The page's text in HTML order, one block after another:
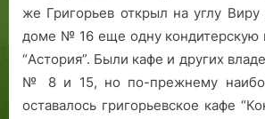
же Григорьев открыл на углу
доме № 16 еще одну кондитерскую
“Астория”. Были кафе и других
№ 8 и 15, но по-прежнему
оставалось григорьевское кафе